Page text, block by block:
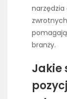
branży.
Jakie